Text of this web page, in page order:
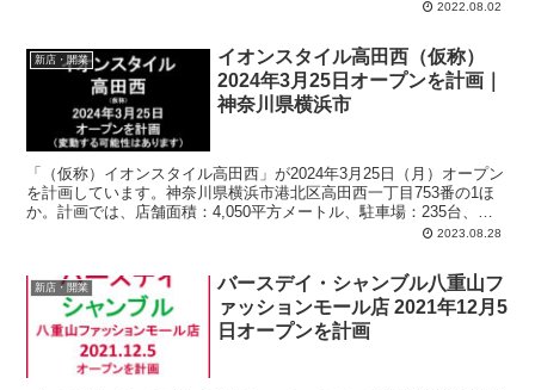
2022.08.02
新店・開業
イオンスタイル高田西（仮称）
2024年3月25日オープンを計画｜
神奈川県横浜市
「（仮称）イオンスタイル高田西」が2024年3月25日（月）オープン
を計画しています。神奈川県横浜市港北区高田西一丁目753番の1ほ
か。計画では、店舗面積：4,050平方メートル、駐車場：235台、駐
2023.08.28
新店・開業
バースデイ・シャンブル八重山フ
ァッションモール店 2021年12月5
日オープンを計画